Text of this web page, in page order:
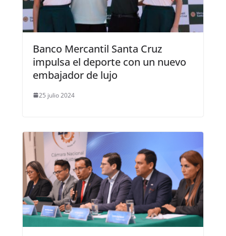
Banco Mercantil Santa Cruz
impulsa el deporte con un nuevo
embajador de lujo
25 julio 2024